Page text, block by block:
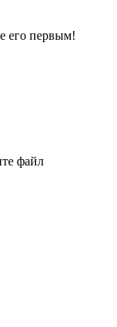
его первым!
файл